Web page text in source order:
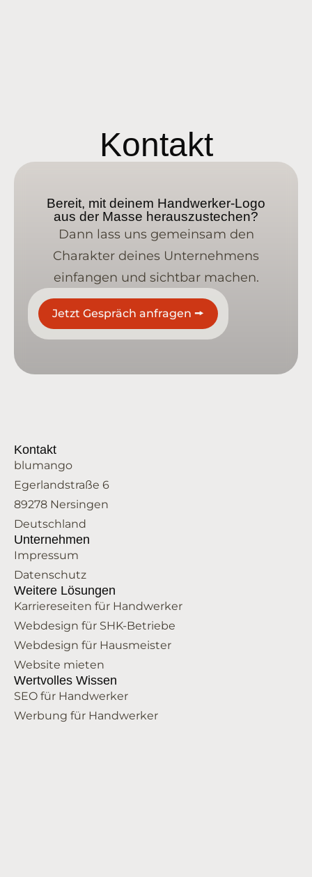
Kontakt
Bereit, mit deinem Handwerker-Logo
aus der Masse herauszustechen?
Dann lass uns gemeinsam den
Charakter deines Unternehmens
einfangen und sichtbar machen.
Jetzt Gespräch anfragen 🠚
Kontakt
blumango
Egerlandstraße 6
89278 Nersingen
Deutschland
Unternehmen
Impressum
Datenschutz
Weitere Lösungen
Karriereseiten für Handwerker
Webdesign für SHK-Betriebe
Webdesign für Hausmeister
Website mieten
Wertvolles Wissen
SEO für Handwerker
Werbung für Handwerker